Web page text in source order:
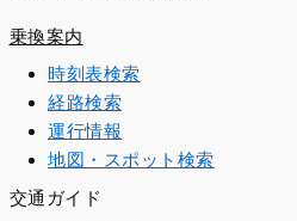
乗換案内
時刻表検索
経路検索
運行情報
地図・スポット検索
交通ガイド